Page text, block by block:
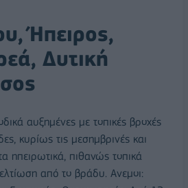
Ήπειρος,
Δυτική
αυξημένες με τοπικές βροχές
κυρίως τις μεσημβρινές και
ηπειρωτικά, πιθανώς τοπικά
από το βράδυ. Ανεμοι: